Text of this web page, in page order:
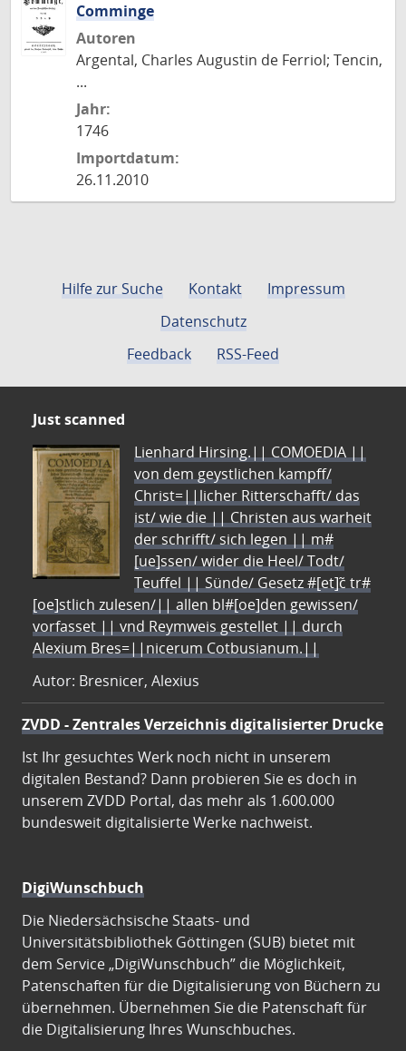
Comminge
Autoren
Argental, Charles Augustin de Ferriol; Tencin,
...
Jahr:
1746
Importdatum:
26.11.2010
Hilfe zur Suche Kontakt
Impressum
Datenschutz
Feedback
RSS-Feed
Just scanned
Lienhard Hirsing.|| COMOEDIA ||
von dem geystlichen kampff/
Christ=||licher Ritterschafft/ das
ist/ wie die || Christen aus warheit
der schrifft/ sich legen || m#
[ue]ssen/ wider die Heel/ Todt/
Teuffel || Sünde/ Gesetz #[et]c̃ tr#
[oe]stlich zulesen/|| allen bl#[oe]den gewissen/
vorfasset || vnd Reymweis gestellet || durch
Alexium Bres=||nicerum Cotbusianum.||
Autor: Bresnicer, Alexius
ZVDD - Zentrales Verzeichnis digitalisierter Drucke
Ist Ihr gesuchtes Werk noch nicht in unserem
digitalen Bestand? Dann probieren Sie es doch in
unserem ZVDD Portal, das mehr als 1.600.000
bundesweit digitalisierte Werke nachweist.
DigiWunschbuch
Die Niedersächsische Staats- und
Universitätsbibliothek Göttingen (SUB) bietet mit
dem Service „DigiWunschbuch” die Möglichkeit,
Patenschaften für die Digitalisierung von Büchern zu
übernehmen. Übernehmen Sie die Patenschaft für
die Digitalisierung Ihres Wunschbuches.